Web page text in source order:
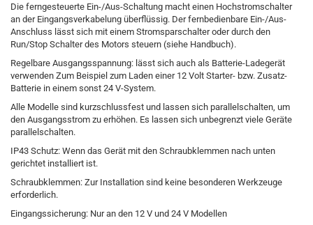
Die ferngesteuerte Ein-/Aus-Schaltung macht einen Hochstromschalter
an der Eingangsverkabelung überflüssig. Der fernbedienbare Ein-/Aus-
Anschluss lässt sich mit einem Stromsparschalter oder durch den
Run/Stop Schalter des Motors steuern (siehe Handbuch).
Regelbare Ausgangsspannung: lässt sich auch als Batterie-Ladegerät
verwenden Zum Beispiel zum Laden einer 12 Volt Starter- bzw. Zusatz-
Batterie in einem sonst 24 V-System.
Alle Modelle sind kurzschlussfest und lassen sich parallelschalten, um
den Ausgangsstrom zu erhöhen. Es lassen sich unbegrenzt viele Geräte
parallelschalten.
IP43 Schutz: Wenn das Gerät mit den Schraubklemmen nach unten
gerichtet installiert ist.
Schraubklemmen: Zur Installation sind keine besonderen Werkzeuge
erforderlich.
Eingangssicherung: Nur an den 12 V und 24 V Modellen